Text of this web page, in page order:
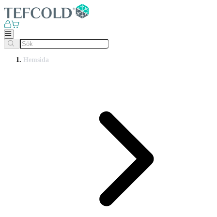
Hemsida